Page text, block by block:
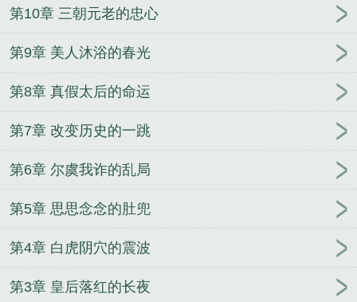
英雄竞折腰！本文就是穿越后宫文啦。。。...
小说。
晓武何思灵 回到三国当太子视频
回到三国做太守
| UAA
回到三国当太子妃子
回到三国当太子好玩
三国当太守txt
回到三国装太监txt
回三国当太监的
到三国装太监千年老五
回到三国干太后打天下笔趣
阁
回到三国当 回到三国当太子去衣版
回到三国装
太监笔趣阁最新章节更新
回到三国
当太子手游 回到三国装太监的
回到三国装太监作者
十里雾
我乃当朝太子
秘
狗官那些年 为追老婆我弃暗投明
异香
第10章 三朝元老的忠心
第9章 美人沐浴的春光
第8章 真假太后的命运
第7章 改变历史的一跳
第6章 尔虞我诈的乱局
第5章 思思念念的肚兜
第4章 白虎阴穴的震波
第3章 皇后落红的长夜